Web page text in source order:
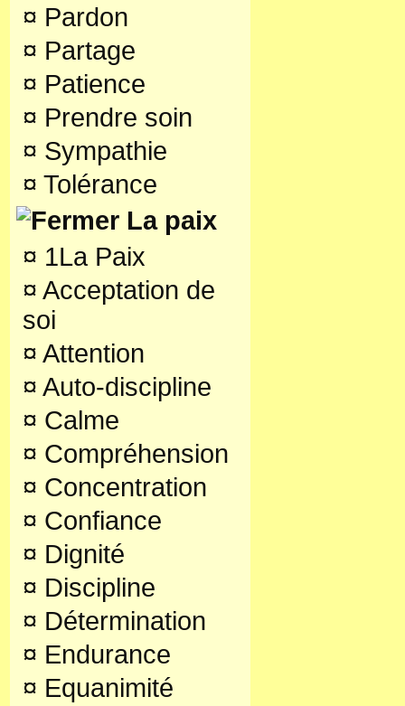
¤ Pardon
¤ Partage
¤ Patience
¤ Prendre soin
¤ Sympathie
¤ Tolérance
La paix
¤ 1La Paix
¤ Acceptation de
soi
¤ Attention
¤ Auto-discipline
¤ Calme
¤ Compréhension
¤ Concentration
¤ Confiance
¤ Dignité
¤ Discipline
¤ Détermination
¤ Endurance
¤ Equanimité